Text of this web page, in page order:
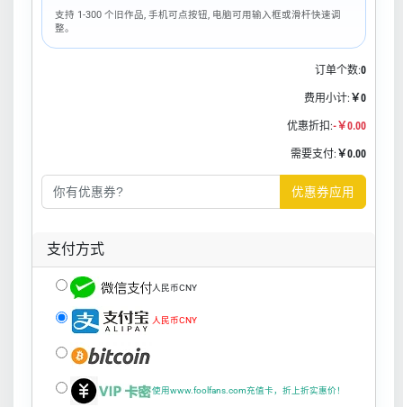
支持 1-300 个旧作品, 手机可点按钮, 电脑可用输入框或滑杆快速调
整。
订单个数:0
费用小计: ￥0
优惠折扣:-￥0.00
需要支付: ￥0.00
优惠券应用
支付方式
人民币CNY
人民币CNY
使用www.foolfans.com充值卡，折上折实惠价！